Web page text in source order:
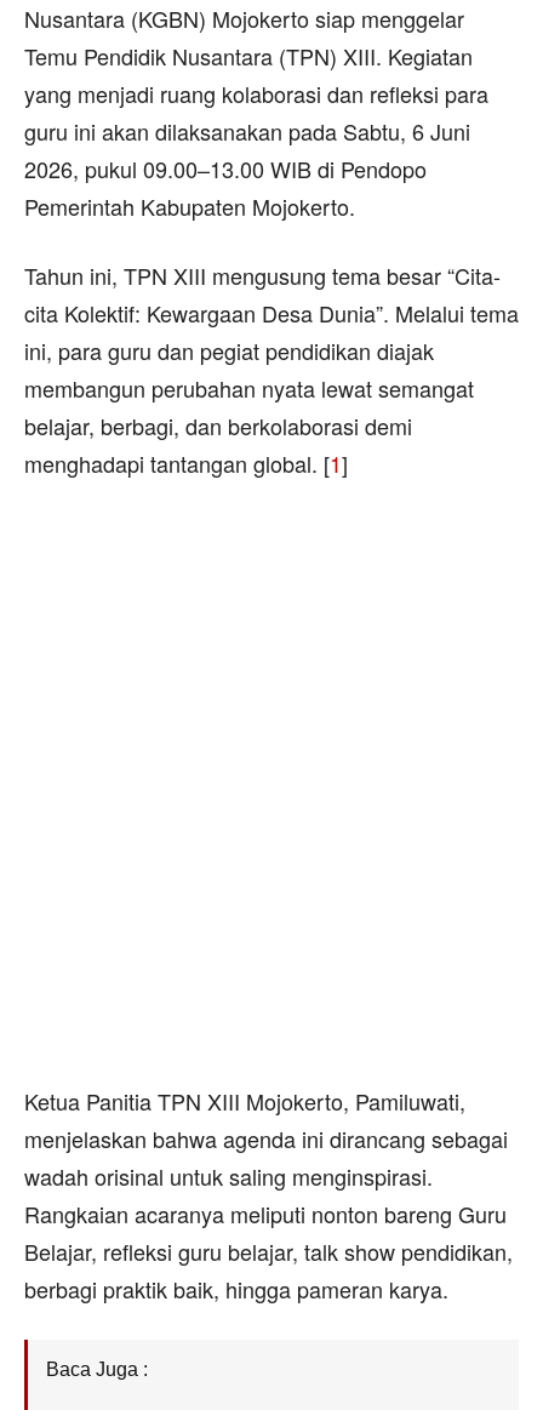
Nusantara (KGBN) Mojokerto siap menggelar
Temu Pendidik Nusantara (TPN) XIII. Kegiatan
yang menjadi ruang kolaborasi dan refleksi para
guru ini akan dilaksanakan pada Sabtu, 6 Juni
2026, pukul 09.00–13.00 WIB di Pendopo
Pemerintah Kabupaten Mojokerto.
Tahun ini, TPN XIII mengusung tema besar “Cita-
cita Kolektif: Kewargaan Desa Dunia”. Melalui tema
ini, para guru dan pegiat pendidikan diajak
membangun perubahan nyata lewat semangat
belajar, berbagi, dan berkolaborasi demi
menghadapi tantangan global. [1]
Ketua Panitia TPN XIII Mojokerto, Pamiluwati,
menjelaskan bahwa agenda ini dirancang sebagai
wadah orisinal untuk saling menginspirasi.
Rangkaian acaranya meliputi nonton bareng Guru
Belajar, refleksi guru belajar, talk show pendidikan,
berbagi praktik baik, hingga pameran karya.
Baca Juga :